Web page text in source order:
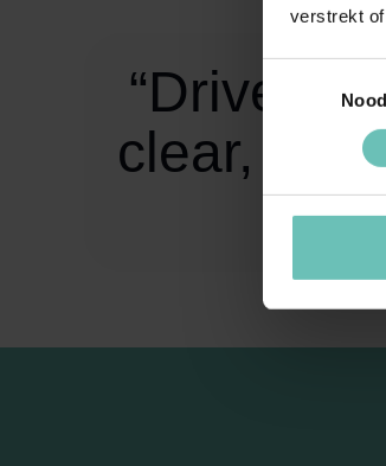
verstrekt
“Driven
clear,